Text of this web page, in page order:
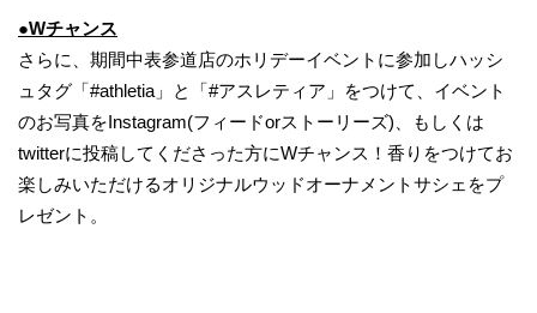
●Wチャンス
さらに、期間中表参道店のホリデーイベントに参加しハッシ
ュタグ「#athletia」と「#アスレティア」をつけて、イベント
のお写真をInstagram(フィードorストーリーズ)、もしくは
twitterに投稿してくださった方にWチャンス！香りをつけてお
楽しみいただけるオリジナルウッドオーナメントサシェをプ
レゼント。